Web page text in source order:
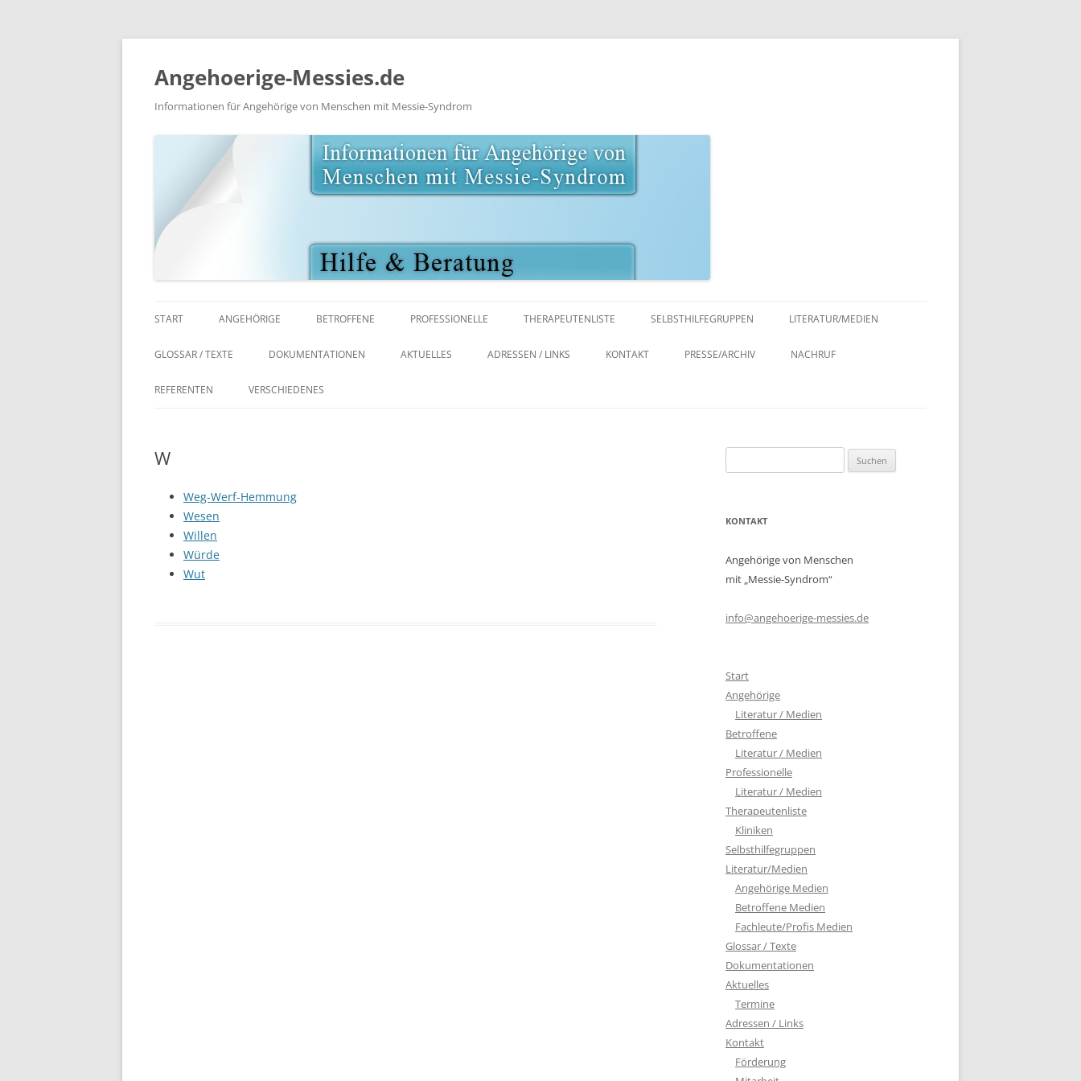
Angehoerige-Messies.de
Informationen für Angehörige von Menschen mit Messie-Syndrom
Inhalt
START ANGEHÖRIGE
LITERATUR / MEDIEN
BETROFFENE
LITERATUR / MEDIEN
PROFESSIONELLE
LITERATUR / MEDIEN
THERAPEUTENLISTE
KLINIKEN
SELBSTHILFEGRUPPEN LITERATUR/MEDIEN
ANGEHÖRIGE MEDIEN
GLOSSAR / TEXTE DOKUMENTATIONEN AKTUELLES ADRESSEN / LINKS KONTAKT PRESSE/ARCHIV NACHRUF
REFERENTEN VERSCHIEDENES
W
Weg-Werf-Hemmung
Wesen
Willen
Würde
Wut
nach:
KONTAKT
Angehörige von Menschen
mit „Messie-Syndrom“
info@angehoerige-messies.de
Start
Angehörige
Literatur / Medien
Betroffene
Literatur / Medien
Professionelle
Literatur / Medien
Therapeutenliste
Kliniken
Selbsthilfegruppen
Literatur/Medien
Angehörige Medien
Betroffene Medien
Fachleute/Profis Medien
Glossar / Texte
Dokumentationen
Aktuelles
Termine
Adressen / Links
Kontakt
Förderung